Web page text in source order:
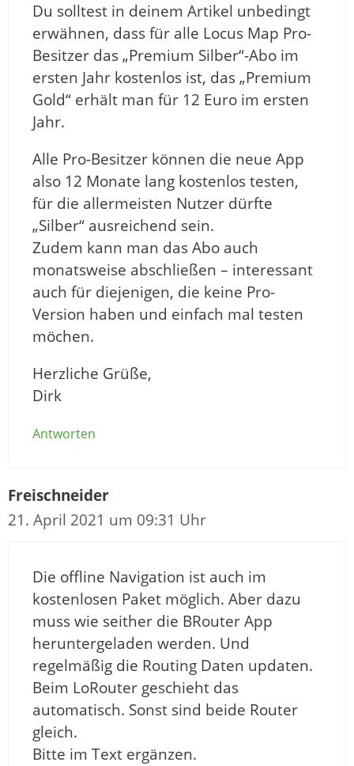
Du solltest in deinem Artikel unbedingt
erwähnen, dass für alle Locus Map Pro-
Besitzer das „Premium Silber“-Abo im
ersten Jahr kostenlos ist, das „Premium
Gold“ erhält man für 12 Euro im ersten
Jahr.
Alle Pro-Besitzer können die neue App
also 12 Monate lang kostenlos testen,
für die allermeisten Nutzer dürfte
„Silber“ ausreichend sein.
Zudem kann man das Abo auch
monatsweise abschließen – interessant
auch für diejenigen, die keine Pro-
Version haben und einfach mal testen
möchen.
Herzliche Grüße,
Dirk
Antworten
Freischneider
21. April 2021 um 09:31 Uhr
Die offline Navigation ist auch im
kostenlosen Paket möglich. Aber dazu
muss wie seither die BRouter App
heruntergeladen werden. Und
regelmäßig die Routing Daten updaten.
Beim LoRouter geschieht das
automatisch. Sonst sind beide Router
gleich.
Bitte im Text ergänzen.